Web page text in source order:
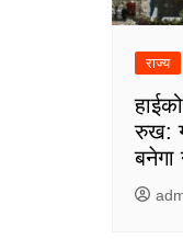
राज्य
रुख:
बनेगा